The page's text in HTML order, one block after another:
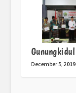
Gunungkidul
December 5, 2019